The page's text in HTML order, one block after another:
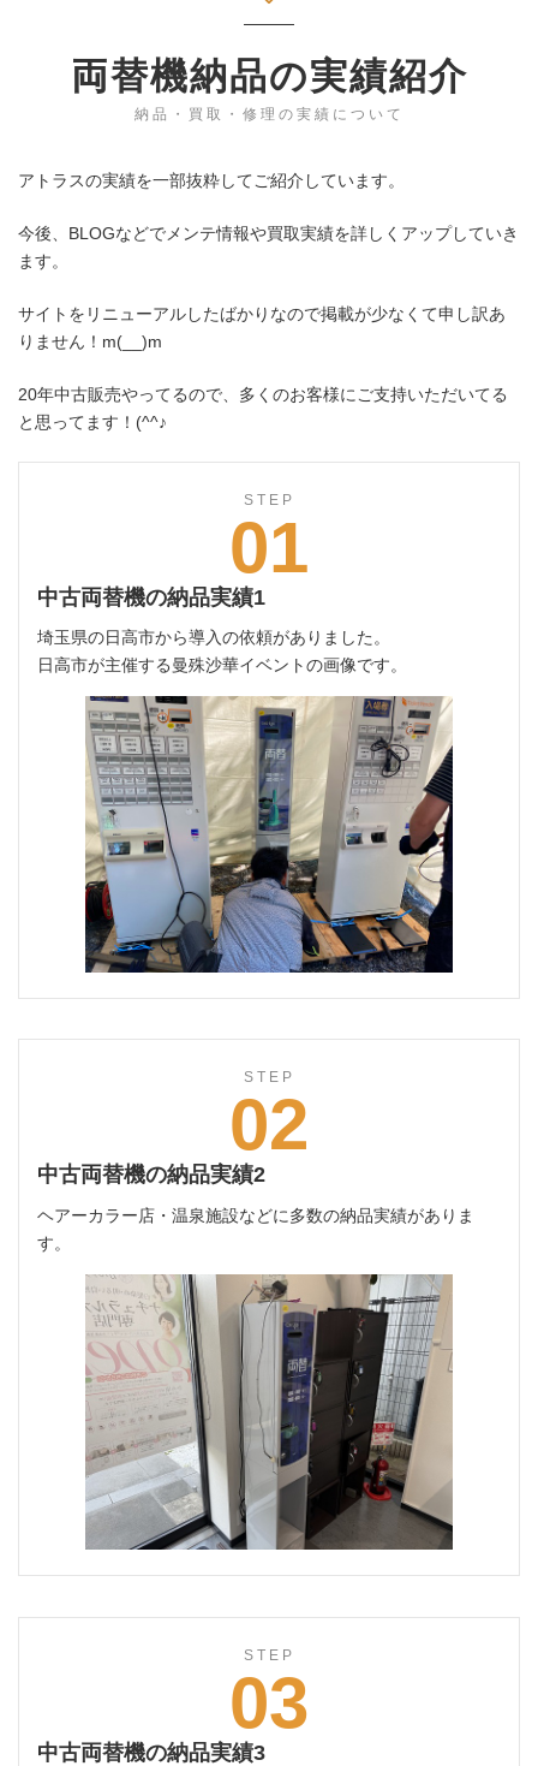
両替機納品の実績紹介
納品・買取・修理の実績について
アトラスの実績を一部抜粋してご紹介しています。
今後、BLOGなどでメンテ情報や買取実績を詳しくアップしていき
ます。
サイトをリニューアルしたばかりなので掲載が少なくて申し訳あ
りません！m(__)m
20年中古販売やってるので、多くのお客様にご支持いただいてる
と思ってます！(^^♪
STEP
01
中古両替機の納品実績1
埼玉県の日高市から導入の依頼がありました。
日高市が主催する曼殊沙華イベントの画像です。
STEP
02
中古両替機の納品実績2
ヘアーカラー店・温泉施設などに多数の納品実績がありま
す。
STEP
03
中古両替機の納品実績3